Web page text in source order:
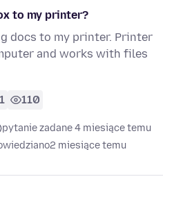
to my printer?
docs to my printer. Printer
and works with files
1 110
pytanie zadane 4 miesiące temu
2 miesiące temu